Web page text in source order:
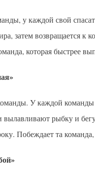
у каждой свой
затем возвращается к
которая быстрее
У каждой
вылавливают рыбку и
Побеждает та